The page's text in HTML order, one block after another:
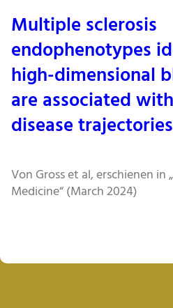
Multiple sclerosis
endophenotypes
high-dimensional
are associated
disease trajectories
Von Gross et al, erschienen in
Medicine“ (March 2024)